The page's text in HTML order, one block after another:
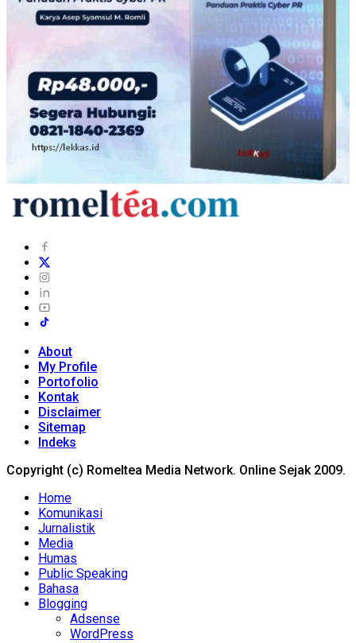
About
My Profile
Portofolio
Kontak
Disclaimer
Sitemap
Indeks
Copyright (c) Romeltea Media Network. Online Sejak 2009.
Home
Komunikasi
Jurnalistik
Media
Humas
Public Speaking
Bahasa
Blogging
Adsense
WordPress